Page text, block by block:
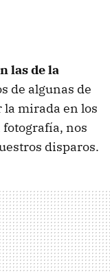
las de la
de algunas de
mirada en los
nos
disparos.